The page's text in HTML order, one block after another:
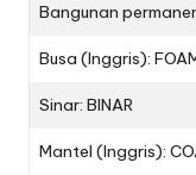
Bangunan
Busa (Inggris):
Sinar: BINAR
Mantel (Inggris):